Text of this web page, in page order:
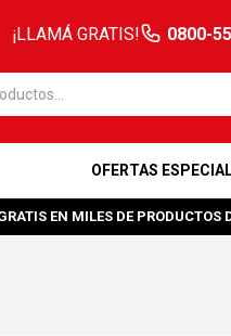
¡LLAMÁ GRATIS! 0800-
OFERTAS
EN MILES DE